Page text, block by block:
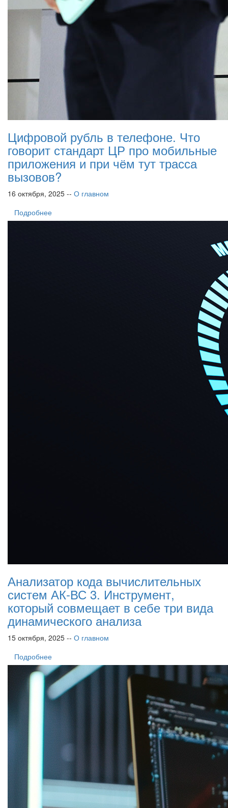
Цифровой рубль в телефоне. Что
говорит стандарт ЦР про мобильные
приложения и при чём тут трасса
вызовов?
16 октября, 2025 -- О главном
Подробнее
Анализатор кода вычислительных
систем АК-ВС 3. Инструмент,
который совмещает в себе три вида
динамического анализа
15 октября, 2025 -- О главном
Подробнее